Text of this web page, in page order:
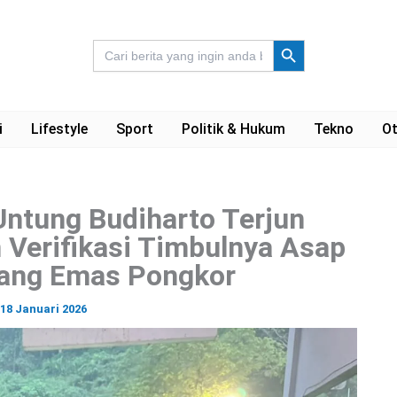
Search
for:
Search Button
Lifestyle Sport Politik & Hukum Tekno
Budiharto Terjun
Verifikasi Timbulnya Asap
Emas Pongkor
18 Januari 2026